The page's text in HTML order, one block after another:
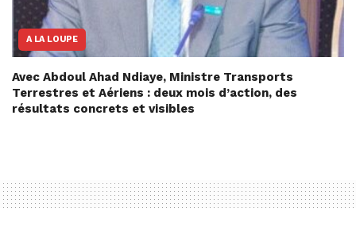
A LA LOUPE
Avec Abdoul Ahad Ndiaye, Ministre Transports
Terrestres et Aériens : deux mois d’action, des
résultats concrets et visibles